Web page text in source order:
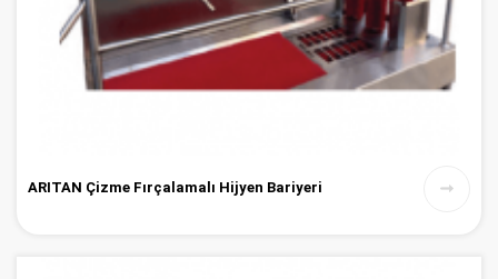
ARITAN Çizme Fırçalamalı Hijyen Bariyeri